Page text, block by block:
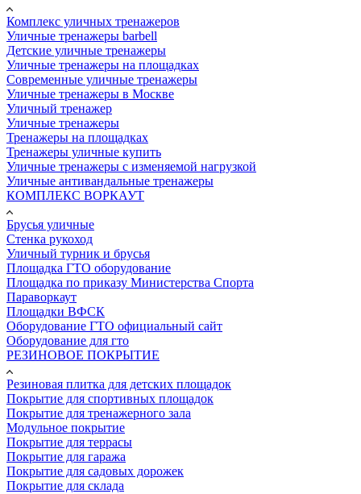
Комплекс уличных тренажеров
Уличные тренажеры barbell
Детские уличные тренажеры
Уличные тренажеры на площадках
Современные уличные тренажеры
Уличные тренажеры в Москве
Уличный тренажер
Уличные тренажеры
Тренажеры на площадках
Тренажеры уличные купить
Уличные тренажеры с изменяемой нагрузкой
Уличные антивандальные тренажеры
КОМПЛЕКС ВОРКАУТ
Брусья уличные
Стенка рукоход
Уличный турник и брусья
Площадка ГТО оборудование
Площадка по приказу Министерства Спорта
Параворкаут
Площадки ВФСК
Оборудование ГТО официальный сайт
Оборудование для гто
РЕЗИНОВОЕ ПОКРЫТИЕ
Резиновая плитка для детских площадок
Покрытие для спортивных площадок
Покрытие для тренажерного зала
Модульное покрытие
Покрытие для террасы
Покрытие для гаража
Покрытие для садовых дорожек
Покрытие для склада